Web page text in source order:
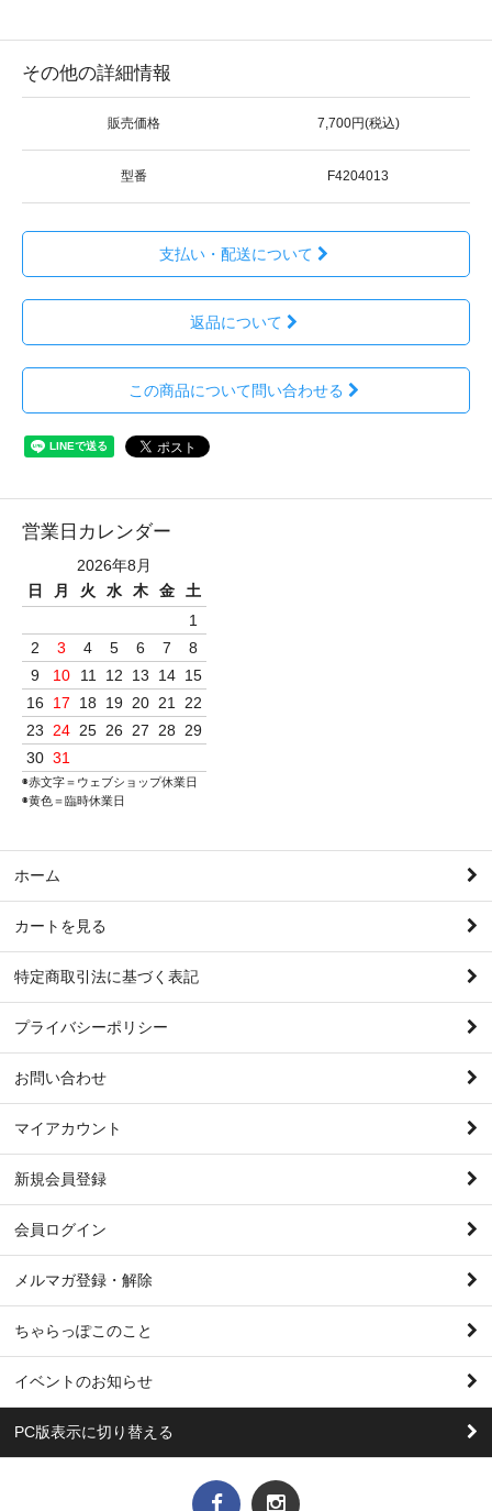
その他の詳細情報
販売価格 7,700円(税込)
型番 F4204013
支払い・配送について
返品について
この商品について問い合わせる
営業日カレンダー
2026年8月
日
月 火 水 木 金
土
1
2
3 4 5 6 7
8
9
10 11 12 13 14 15
16
17 18 19 20 21
22
23
24 25 26 27 28
29
30 31
◉赤文字＝ウェブショップ休業日
◉黄色＝臨時休業日
ホーム
カートを見る
特定商取引法に基づく表記
プライバシーポリシー
お問い合わせ
マイアカウント
新規会員登録
会員ログイン
メルマガ登録・解除
ちゃらっぽこのこと
イベントのお知らせ
PC版表示に切り替える